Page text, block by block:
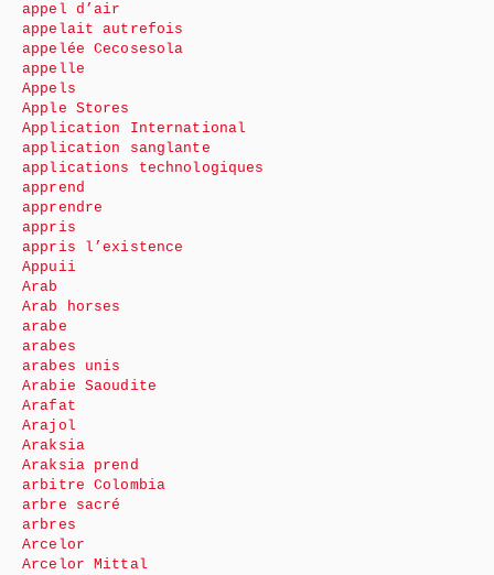
appel d’air
appelait autrefois
appelée Cecosesola
appelle
Appels
Apple Stores
Application International
application sanglante
applications technologiques
apprend
apprendre
appris
appris l’existence
Appuii
Arab
Arab horses
arabe
arabes
arabes unis
Arabie Saoudite
Arafat
Arajol
Araksia
Araksia prend
arbitre Colombia
arbre sacré
arbres
Arcelor
Arcelor Mittal